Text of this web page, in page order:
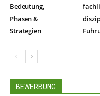
Bedeutung,
Phasen &
Strategien
BEWERBUNG